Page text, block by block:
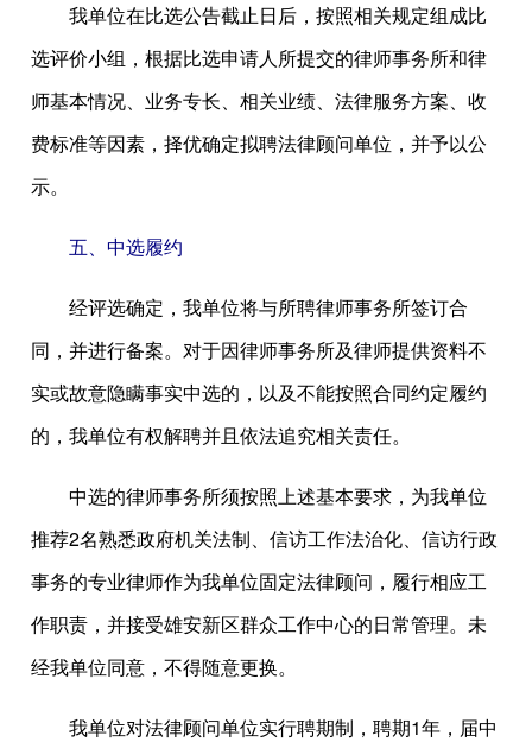
我单位在比选公告截止日后，按照相关规定组成比
选评价小组，根据比选申请人所提交的律师事务所和律
师基本情况、业务专长、相关业绩、法律服务方案、收
费标准等因素，择优确定拟聘法律顾问单位，并予以公
示。
五、中选履约
经评选确定，我单位将与所聘律师事务所签订合
同，并进行备案。对于因律师事务所及律师提供资料不
实或故意隐瞒事实中选的，以及不能按照合同约定履约
的，我单位有权解聘并且依法追究相关责任。
中选的律师事务所须按照上述基本要求，为我单位
推荐2名熟悉政府机关法制、信访工作法治化、信访行政
事务的专业律师作为我单位固定法律顾问，履行相应工
作职责，并接受雄安新区群众工作中心的日常管理。未
经我单位同意，不得随意更换。
我单位对法律顾问单位实行聘期制，聘期1年，届中